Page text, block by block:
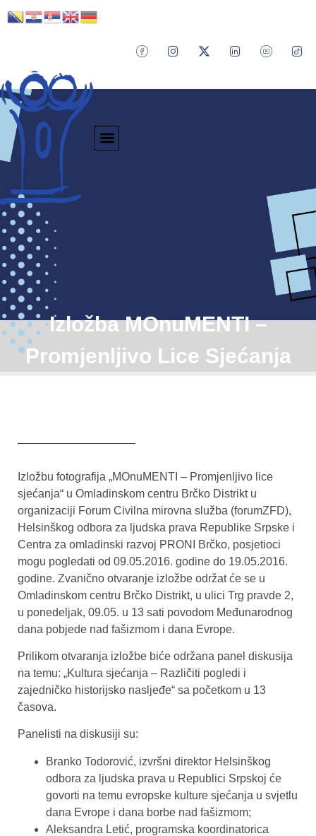
Izložba MOnuMENTI –
Promjenljivo Lice Sjećanja
Izložbu fotografija „MOnuMENTI – Promjenljivo lice
sjećanja“ u Omladinskom centru Brčko Distrikt u
organizaciji Forum Civilna mirovna služba (forumZFD),
Helsinškog odbora za ljudska prava Republike Srpske i
Centra za omladinski razvoj PRONI Brčko, posjetioci
mogu pogledati od 09.05.2016. godine do 19.05.2016.
godine. Zvanično otvaranje izložbe održat će se u
Omladinskom centru Brčko Distrikt, u ulici Trg pravde 2,
u ponedeljak, 09.05. u 13 sati povodom Međunarodnog
dana pobjede nad fašizmom i dana Evrope.
Prilikom otvaranja izložbe biće održana panel diskusija
na temu: „Kultura sjećanja – Različiti pogledi i
zajedničko historijsko nasljeđe“ sa početkom u 13
časova.
Panelisti na diskusiji su:
Branko Todorović, izvršni direktor Helsinškog
odbora za ljudska prava u Republici Srpskoj će
govorti na temu evropske kulture sjećanja u svjetlu
dana Evrope i dana borbe nad fašizmom;
Aleksandra Letić, programska koordinatorica